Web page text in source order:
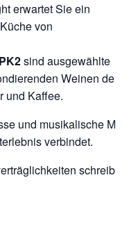
erwartet Sie ein
von
sind ausgewählte
Weinen
und Kaffee.
und musikalische
verbindet.